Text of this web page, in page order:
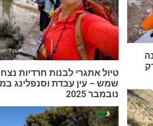
טיול אתגרי לבנות חרדיות
שמש – עין עבדת וסנפלינג
נובמבר 2025